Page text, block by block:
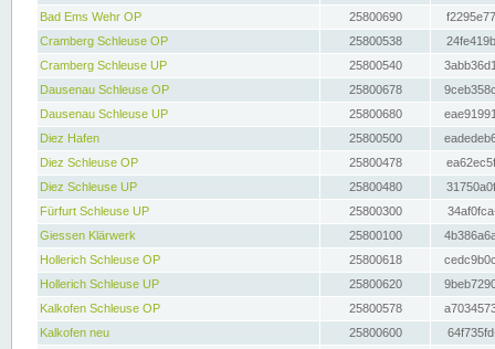
Bad Ems Wehr OP
25800690
Cramberg Schleuse OP
25800538
Cramberg Schleuse UP
25800540
Dausenau Schleuse OP
25800678
Dausenau Schleuse UP
25800680
Diez Hafen
25800500
Diez Schleuse OP
25800478
Diez Schleuse UP
25800480
Fürfurt Schleuse UP
25800300
Giessen Klärwerk
25800100
Hollerich Schleuse OP
25800618
Hollerich Schleuse UP
25800620
Kalkofen Schleuse OP
25800578
Kalkofen neu
25800600